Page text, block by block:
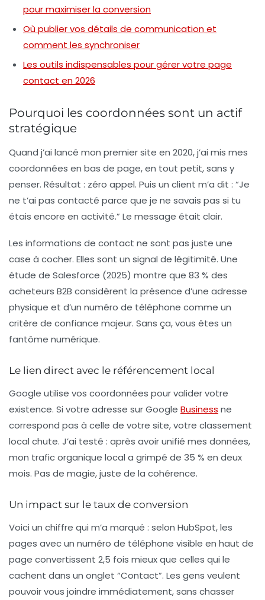
pour maximiser la conversion
Où publier vos détails de communication et
comment les synchroniser
Les outils indispensables pour gérer votre page
contact en 2026
Pourquoi les coordonnées sont un actif
stratégique
Quand j’ai lancé mon premier site en 2020, j’ai mis mes
coordonnées en bas de page, en tout petit, sans y
penser. Résultat : zéro appel. Puis un client m’a dit : “Je
ne t’ai pas contacté parce que je ne savais pas si tu
étais encore en activité.” Le message était clair.
Les informations de contact ne sont pas juste une
case à cocher. Elles sont un signal de légitimité. Une
étude de Salesforce (2025) montre que 83 % des
acheteurs B2B considèrent la présence d’une adresse
physique et d’un numéro de téléphone comme un
critère de confiance majeur. Sans ça, vous êtes un
fantôme numérique.
Le lien direct avec le référencement local
Google utilise vos coordonnées pour valider votre
existence. Si votre adresse sur Google Business ne
correspond pas à celle de votre site, votre classement
local chute. J’ai testé : après avoir unifié mes données,
mon trafic organique local a grimpé de 35 % en deux
mois. Pas de magie, juste de la cohérence.
Un impact sur le taux de conversion
Voici un chiffre qui m’a marqué : selon HubSpot, les
pages avec un numéro de téléphone visible en haut de
page convertissent 2,5 fois mieux que celles qui le
cachent dans un onglet “Contact”. Les gens veulent
pouvoir vous joindre immédiatement, sans chasser